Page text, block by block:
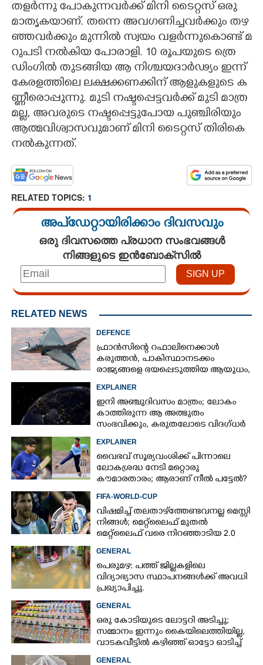
​ത​ള​ർ​ന്നു​ ​പോ​കു​ന്ന​വ​ർ​ക്ക് ​മി​നി​ ​ടൈ​റ്റ​സ് ​ഒ​രു​ ​
മാ​തൃ​ക​യാ​ണ്.​ ​ത​ന്നെ​ ​അ​വ​ഗ​ണി​ച്ച​വ​ർ​ക്കും​ ​ത​ഴ​
ഞ്ഞ​വ​ർ​ക്കും​ ​മു​ന്നി​ൽ​ ​സ്വ​യം​ ​വ​ള​ർ​ന്നു​കൊ​ണ്ട് ​മ​
റു​പ​ടി​ ​ന​ൽ​കി​യ​ ​പോ​രാ​ളി.​ 10​ ​രൂ​പ​യു​ടെ​ ​ത്രെ​
ഡിം​ഗി​ൽ​ ​തു​ട​ങ്ങി​യ​ ​ആ​ ​നി​ശ്ച​യ​ദാ​ർ​ഢ്യം​ ​ഇ​ന്ന് ​
കേ​ര​ള​ത്തി​ലെ​ ​ല​ക്ഷ​ക്ക​ണ​ക്കി​ന് ​ആ​ളു​ക​ളു​ടെ​ ​ക​
ണ്ണീ​രൊ​പ്പു​ന്നു.​ ​മു​ടി​ ​ന​ഷ്ട​പ്പെ​ട്ട​വ​ർ​ക്ക് ​മു​ടി​ ​മാ​ത്ര​
മ​ല്ല,​ ​അ​വ​രു​ടെ​ ​ന​ഷ്ട​പ്പെ​ട്ടു​പോ​യ​ ​പു​ഞ്ചി​രി​യും​ ​
ആ​ത്മ​വി​ശ്വാ​സ​വു​മാ​ണ് ​മി​നി​ ​ടൈ​റ്റ​സ് ​തി​രി​കെ​ ​
ന​ൽ​കു​ന്ന​ത്.
RELATED TOPICS: 1
അപ്ഡേറ്റായിരിക്കാം ദിവസവും
ഒരു ദിവസത്തെ പ്രധാന സംഭവങ്ങൾ
നിങ്ങളുടെ ഇൻബോക്സിൽ
RELATED NEWS
DEFENCE
ഫ്രാൻസിന്റെ റഫാലിനെക്കാൾ
കരുത്തൻ,​ പാകിസ്ഥാനടക്കം
രാജ്യങ്ങളെ ഭയപ്പെടുത്തിയ ആയുധം,​
EXPLAINER
ഇനി അഞ്ചുദിവസം മാത്രം; ലോകം
കാത്തിരുന്ന ആ അത്ഭുതം
സംഭവിക്കും, കരുതലോടെ വിദഗ്ധർ
EXPLAINER
വൈഭവ് സൂര്യവംശിക്ക് പിന്നാലെ
ലോകശ്രദ്ധ നേടി മറ്റൊരു
കൗമാരതാരം; ആരാണ് നീൽ പട്ടേൽ?
FIFA-WORLD-CUP
വിഷമിച്ച് തലതാഴ്‌ത്തേണ്ടവനല്ല മെസ്സി
നിങ്ങള്‍; മെറ്റ്‌ലൈഫ് മുതല്‍
മെറ്റ്‌ലൈഫ് വരെ നിറഞ്ഞാടിയ 2.0
GENERAL
പെരുമഴ: പത്ത് ജില്ലകളിലെ
വിദ്യാഭ്യാസ സ്ഥാപനങ്ങൾക്ക് അവധി
പ്രഖ്യാപിച്ചു.
GENERAL
ഒരു കോടിയുടെ ലോട്ടറി അടിച്ചു;
സമ്മാനം ഇന്നും കൈയിലെത്തിയില്ല,
വാടകവീട്ടിൽ കഴിഞ്ഞ് ഓട്ടോ ഓടിച്ച്
GENERAL